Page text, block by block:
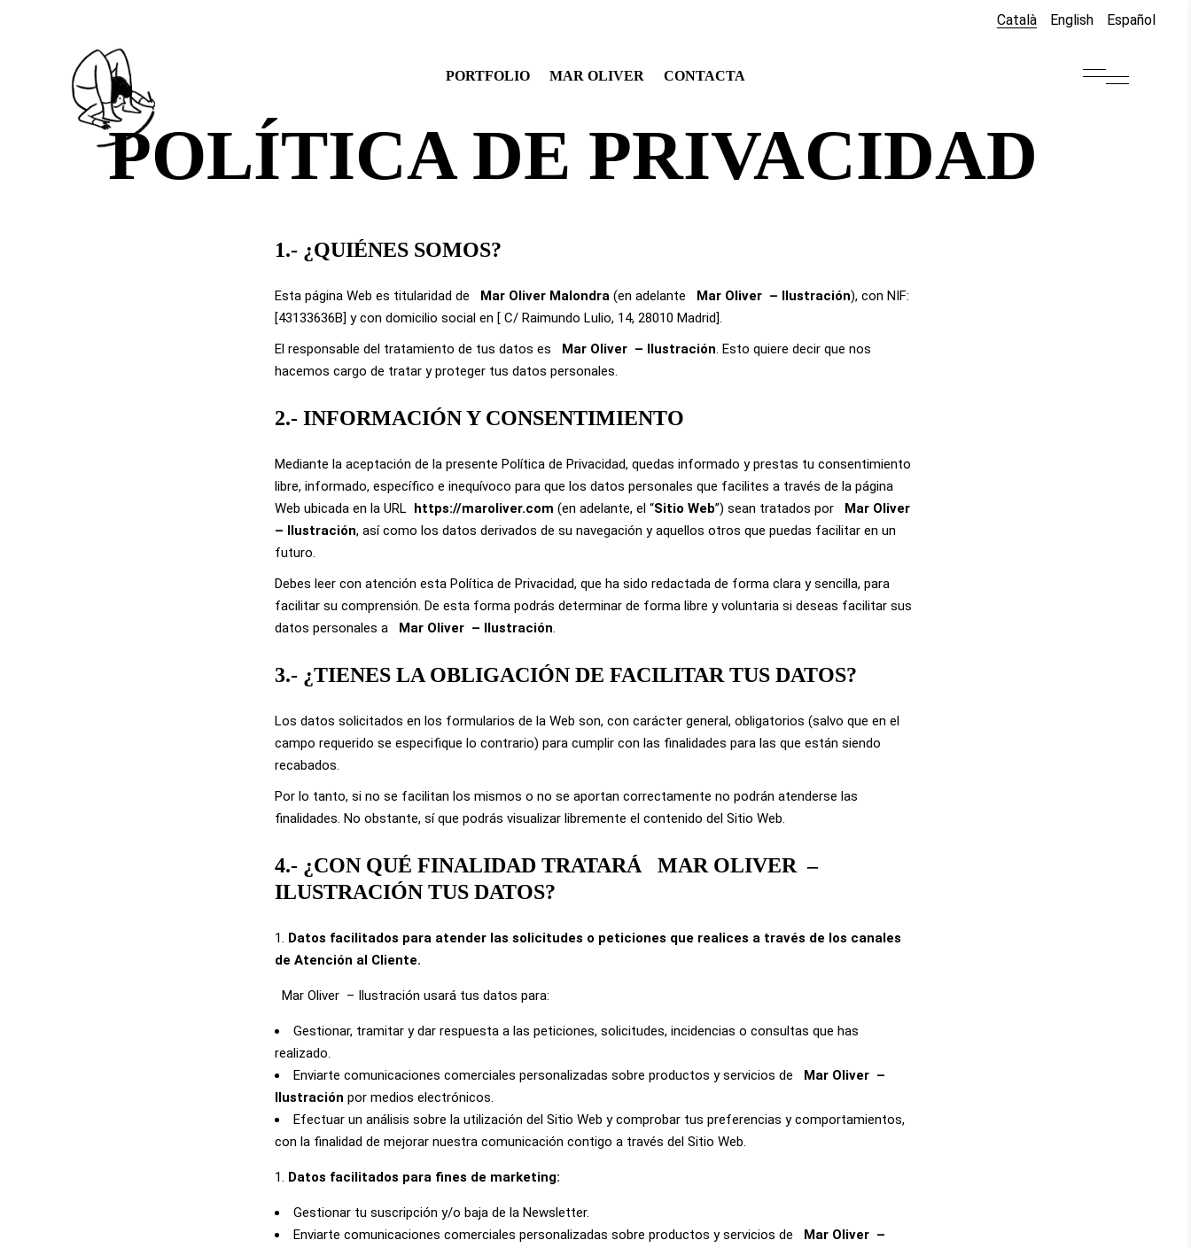
Català English Español
PORTFOLIO MAR OLIVER CONTACTA
POLÍTICA DE PRIVACIDAD
1.- ¿QUIÉNES SOMOS?
Esta página Web es titularidad de Mar Oliver Malondra(en adelante Mar Oliver – Ilustración), con NIF:
[43133636B] y con domicilio social en [ C/ Raimundo Lulio, 14, 28010 Madrid].
El responsable del tratamiento de tus datos es
Mar Oliver – Ilustración. Esto quiere decir que nos
hacemos cargo de tratar y proteger tus datos personales.
2.- INFORMACIÓN Y CONSENTIMIENTO
Mediante la aceptación de la presente Política de Privacidad, quedas informado y prestas tu consentimiento
libre, informado, específico e inequívoco para que los datos personales que facilites a través de la página
Web ubicada en la URL https://maroliver.com (en adelante, el “Sitio Web”) sean tratados por
Mar Oliver
– Ilustración, así como los datos derivados de su navegación y aquellos otros que puedas facilitar en un
futuro.
Debes leer con atención esta Política de Privacidad, que ha sido redactada de forma clara y sencilla, para
facilitar su comprensión. De esta forma podrás determinar de forma libre y voluntaria si deseas facilitar sus
datos personales a
Mar Oliver – Ilustración.
3.- ¿TIENES LA OBLIGACIÓN DE FACILITAR TUS DATOS?
Los datos solicitados en los formularios de la Web son, con carácter general, obligatorios (salvo que en el
campo requerido se especifique lo contrario) para cumplir con las finalidades para las que están siendo
recabados.
Por lo tanto, si no se facilitan los mismos o no se aportan correctamente no podrán atenderse las
finalidades. No obstante, sí que podrás visualizar libremente el contenido del Sitio Web.
4.- ¿CON QUÉ FINALIDAD TRATARÁ MAR OLIVER –
ILUSTRACIÓN TUS DATOS?
Datos facilitados para atender las solicitudes o peticiones que realices a través de los canales
de Atención al Cliente.
Mar Oliver – Ilustración usará tus datos para:
Gestionar, tramitar y dar respuesta a las peticiones, solicitudes, incidencias o consultas que has
realizado.
Enviarte comunicaciones comerciales personalizadas sobre productos y servicios de
Mar Oliver –
Ilustraciónpor medios electrónicos.
Efectuar un análisis sobre la utilización del Sitio Web y comprobar tus preferencias y comportamientos,
con la finalidad de mejorar nuestra comunicación contigo a través del Sitio Web.
Datos facilitados para fines de marketing:
Gestionar tu suscripción y/o baja de la Newsletter.
Enviarte comunicaciones comerciales personalizadas sobre productos y servicios de
Mar Oliver –